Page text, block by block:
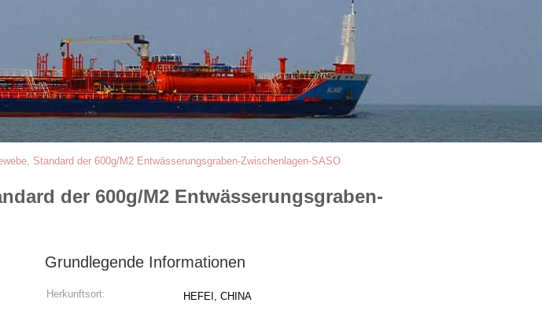
Standard der 600g/M2 Entwässerungsgraben-Zwischenlagen-SASO
der 600g/M2 Entwässerungsgraben-
Grundlegende Informationen
Herkunftsort: HEFEI, CHINA